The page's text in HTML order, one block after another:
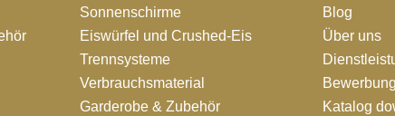
Sonnenschirme
Eiswürfel und Crushed-Eis
Trennsysteme
Verbrauchsmaterial
Garderobe & Zubehör
Blog
Über uns
Katalog